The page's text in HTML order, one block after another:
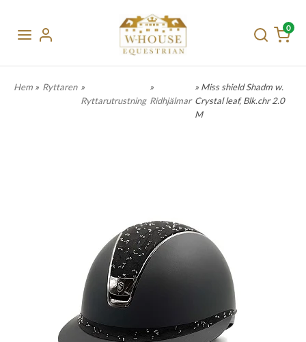
0
Hem » Ryttaren »
Ryttarutrustning
»
Ridhjälmar
» Miss shield Shadm w.
Crystal leaf, Blk.chr 2.0
M